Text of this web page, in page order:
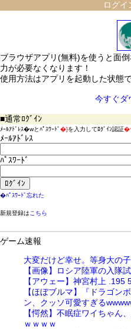
ログイ
ブラウザアプリ(無料)を使うと面
力が必要なくなります！
使用方法はアプリを起動した状態
今すぐダ
■通常ﾛｸﾞｲﾝ
ﾒｰﾙｱﾄﾞﾚｽ�wとﾊﾟｽﾜｰﾄﾞ�}を入力してﾛｸﾞｲﾝ認証
ﾒｰﾙｱﾄﾞﾚｽ
ﾊﾟｽﾜｰﾄﾞ
�ﾊﾟｽﾜｰﾄﾞ忘れた
新規登録は こちら
ゲーム速報
大変だけど幸せ。等身大の子
【画像】ロシア陸軍の入隊
【アウェー】神宮村上 .195
【ほぼブルマ】『ドラゴン
ン、クッソ可愛すぎる
【愕然】不眠症ワイちゃん
ｗｗｗｗ